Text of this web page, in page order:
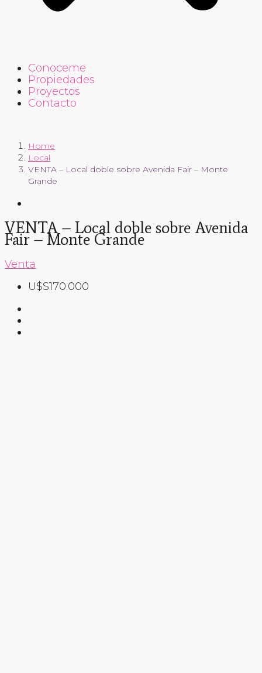
Conoceme
Propiedades
Proyectos
Contacto
Home
Local
VENTA – Local doble sobre Avenida Fair – Monte
Grande
VENTA – Local doble sobre Avenida
Fair – Monte Grande
Venta
U$S170.000